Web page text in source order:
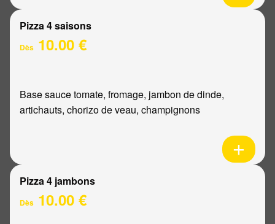
Pizza 4 saisons
Dès 10.00 €
Base sauce tomate, fromage, jambon de dinde,
artichauts, chorizo de veau, champignons
Pizza 4 jambons
Dès 10.00 €